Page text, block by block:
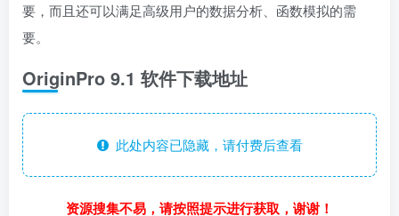
要，而且还可以满足高级用户的数据分析、函数模拟的需
要。
OriginPro 9.1 软件下载地址
此处内容已隐藏，请付费后查看
资源搜集不易，请按照提示进行获取，谢谢！